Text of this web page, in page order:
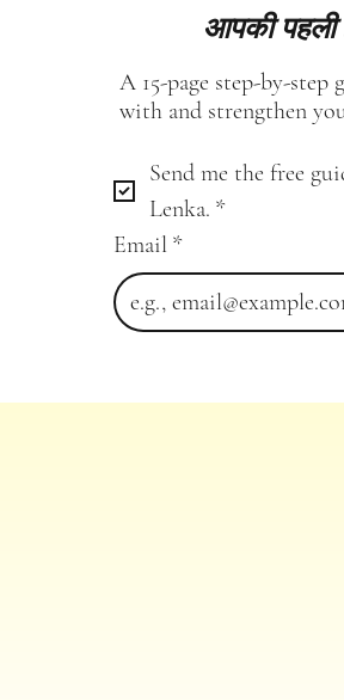
आपकी
A 15-page step-by-
with and strengthen
Send me the free
Lenka. *
Email *